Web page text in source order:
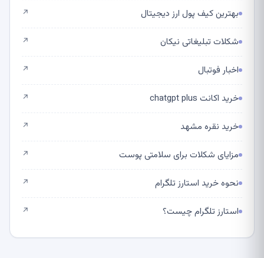
بهترین کیف پول ارز دیجیتال ↗
شکلات تبلیغاتی نیکان ↗
اخبار فوتبال ↗
خرید اکانت chatgpt plus ↗
خرید نقره مشهد ↗
مزایای شکلات برای سلامتی پوست ↗
نحوه خرید استارز تلگرام ↗
استارز تلگرام چیست؟ ↗